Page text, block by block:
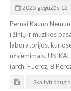
2025 gegužės 12
Pernai Kauno
į žinių ir muzikos
laboratorijos,
užsiėmimais.
(arch. F.Jerez,
Skaityti